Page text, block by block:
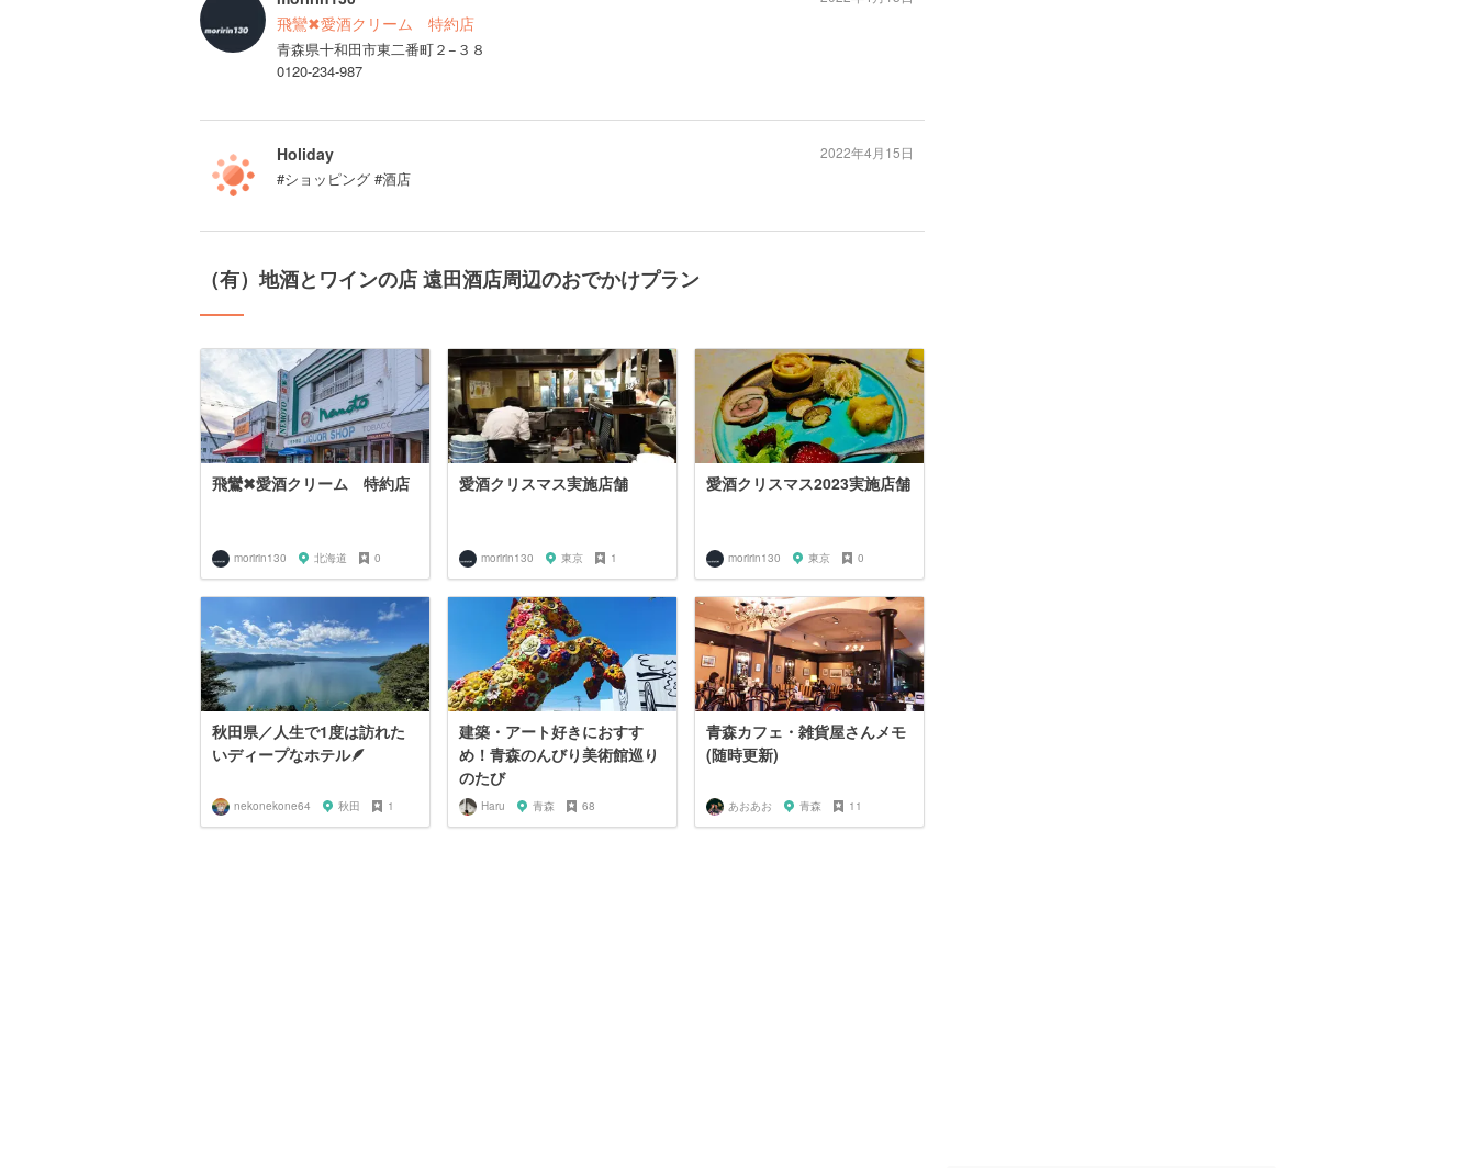
飛鸞✖愛酒クリーム 特約店
青森県十和田市東二番町２−３８
0120-234-987
Holiday
#ショッピング #酒店
2022年4月15日
（有）地酒とワインの店 遠田酒店周辺のおでかけプラン
飛鸞✖愛酒クリーム 特約店
moririn130 北海道 0
愛酒クリスマス実施店舗
moririn130 東京 1
愛酒クリスマス2023実施店舗
moririn130 東京 0
秋田県／人生で1度は訪れた
いディープなホテル🪶
nekonekone64 秋田 1
建築・アート好きにおすす
め！青森のんびり美術館巡り
のたび
Haru 青森 68
青森カフェ・雑貨屋さんメモ
(随時更新)
あおあお 青森 11